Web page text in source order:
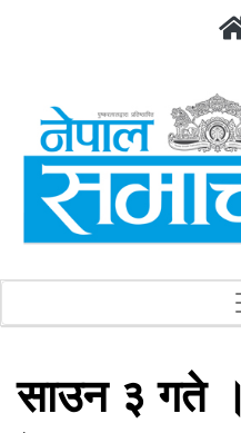
साउन ३ गते